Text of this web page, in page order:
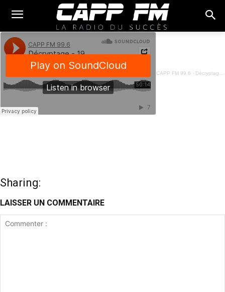
CAPP FM 99.6 · Décryptage - 19 Mai 2023
Sharing:
LAISSER UN COMMENTAIRE